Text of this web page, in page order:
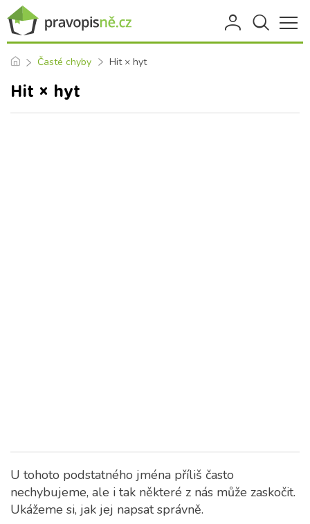
Časté chyby Hit × hyt
Hit × hyt
U tohoto podstatného jména příliš často
nechybujeme, ale i tak některé z nás může zaskočit.
Ukážeme si, jak jej napsat správně.